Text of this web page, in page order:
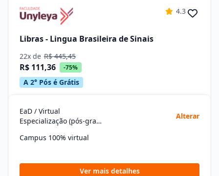
4.3
Libras - Lingua Brasileira de Sinais
22x de R$ 445,45
R$ 111,36 -75%
A 2° Pós é Grátis
EaD / Virtual
Especialização (pós-graduação)
Alterar
Campus 100% virtual
Ver mais detalhes